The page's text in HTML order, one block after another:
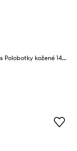
Dr. Martens Polobotky kožené 1461